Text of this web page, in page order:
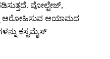
ವೋಲ್ಟೇಜ್,
ಆರೋಹಿಸುವ ಆಯಾಮದ
ಕಸ್ಟಮೈಸ್